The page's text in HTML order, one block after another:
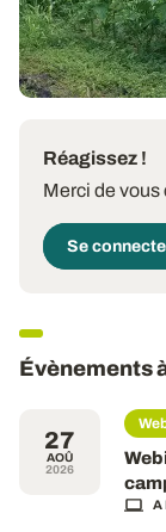
24 JUILL. 2025
Réagissez !
Merci de
Se
Évènements
27
AOÛ
2026
A